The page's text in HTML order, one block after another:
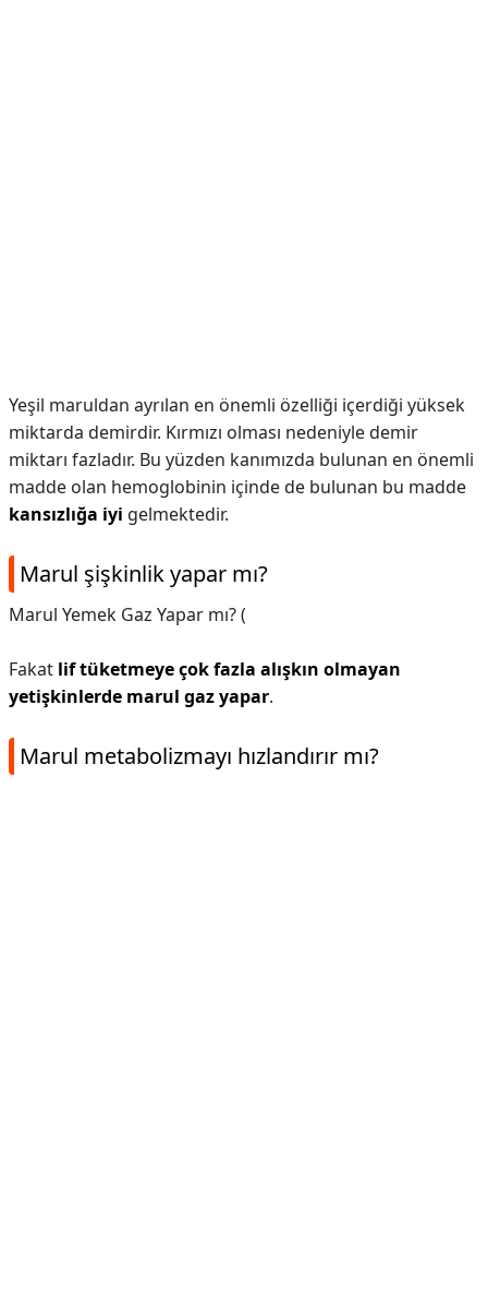
Yeşil maruldan ayrılan en önemli özelliği içerdiği yüksek
miktarda demirdir. Kırmızı olması nedeniyle demir
miktarı fazladır. Bu yüzden kanımızda bulunan en önemli
madde olan hemoglobinin içinde de bulunan bu madde
kansızlığa iyi gelmektedir.
Marul şişkinlik yapar mı?
Marul Yemek Gaz Yapar mı? (
Fakat lif tüketmeye çok fazla alışkın olmayan
yetişkinlerde marul gaz yapar.
Marul metabolizmayı hızlandırır mı?